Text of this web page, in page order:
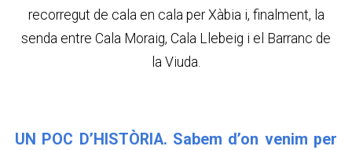
recorregut de cala en cala per Xàbia i, finalment, la
senda entre Cala Moraig, Cala Llebeig i el Barranc de
la Viuda.
UN POC D’HISTÒRIA. Sabem d’on venim per